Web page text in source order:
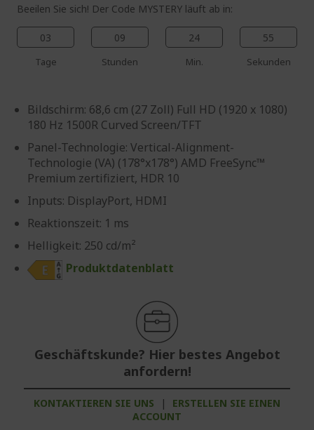
Beeilen Sie sich! Der Code MYSTERY läuft ab in:
03
Tage
09
Stunden
24
Min.
54
Sekunden
Bildschirm: 68,6 cm (27 Zoll) Full HD (1920 x 1080)
180 Hz 1500R Curved Screen/TFT
Panel-Technologie: Vertical-Alignment-
Technologie (VA) (178°x178°) AMD FreeSync™
Premium zertifiziert, HDR 10
Inputs: DisplayPort, HDMI
Reaktionszeit: 1 ms
Helligkeit: 250 cd/m²
Produktdatenblatt
Geschäftskunde? Hier bestes Angebot
anfordern!
KONTAKTIEREN SIE UNS |
ERSTELLEN SIE EINEN
ACCOUNT